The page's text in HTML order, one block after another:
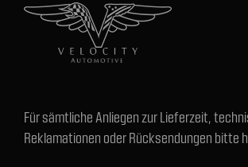
Für sämtliche Anliegen zur Lieferzeit,
Reklamationen oder Rücksendungen bitte